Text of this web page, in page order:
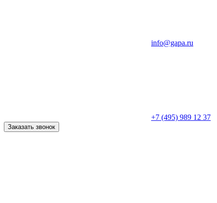
info@gapa.ru
+7 (495) 989 12 37
Заказать звонок